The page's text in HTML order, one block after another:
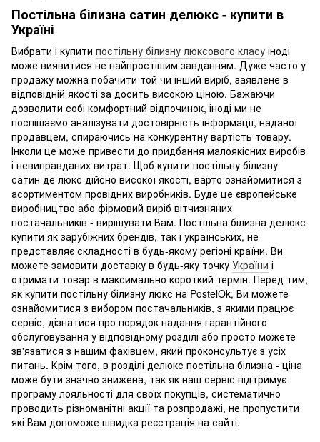
Постільна білизна сатин делюкс - купити в
Україні
Вибрати і купити постільну білизну люксового класу іноді
може виявитися не найпростішим завданням. Дуже часто у
продажу можна побачити той чи інший виріб, заявлене в
відповідній якості за досить високою ціною. Бажаючи
дозволити собі комфортний відпочинок, іноді ми не
поспішаємо аналізувати достовірність інформації, наданої
продавцем, спираючись на конкурентну вартість товару.
Інколи це може привести до придбання малоякісних виробів
і невиправданих витрат. Щоб купити постільну білизну
сатин де люкс дійсно високої якості, варто ознайомитися з
асортиментом провідних виробників. Буде це європейське
виробництво або фірмовий виріб вітчизняних
постачальників - вирішувати Вам. Постільна білизна делюкс
купити як зарубіжних брендів, так і українських, не
представляє складності в будь-якому регіоні країни. Ви
можете замовити доставку в будь-яку точку України і
отримати товар в максимально короткий термін. Перед тим,
як купити постільну білизну люкс на PostelOk, Ви можете
ознайомитися з вибором постачальників, з якими працює
сервіс, дізнатися про порядок надання гарантійного
обслуговування у відповідному розділі або просто можете
зв'язатися з нашим фахівцем, який проконсультує з усіх
питань. Крім того, в розділі делюкс постільна білизна - ціна
може бути значно знижена, так як наш сервіс підтримує
програму лояльності для своїх покупців, систематично
проводить різноманітні акції та розпродажі, не пропустити
які Вам допоможе швидка реєстрація на сайті.